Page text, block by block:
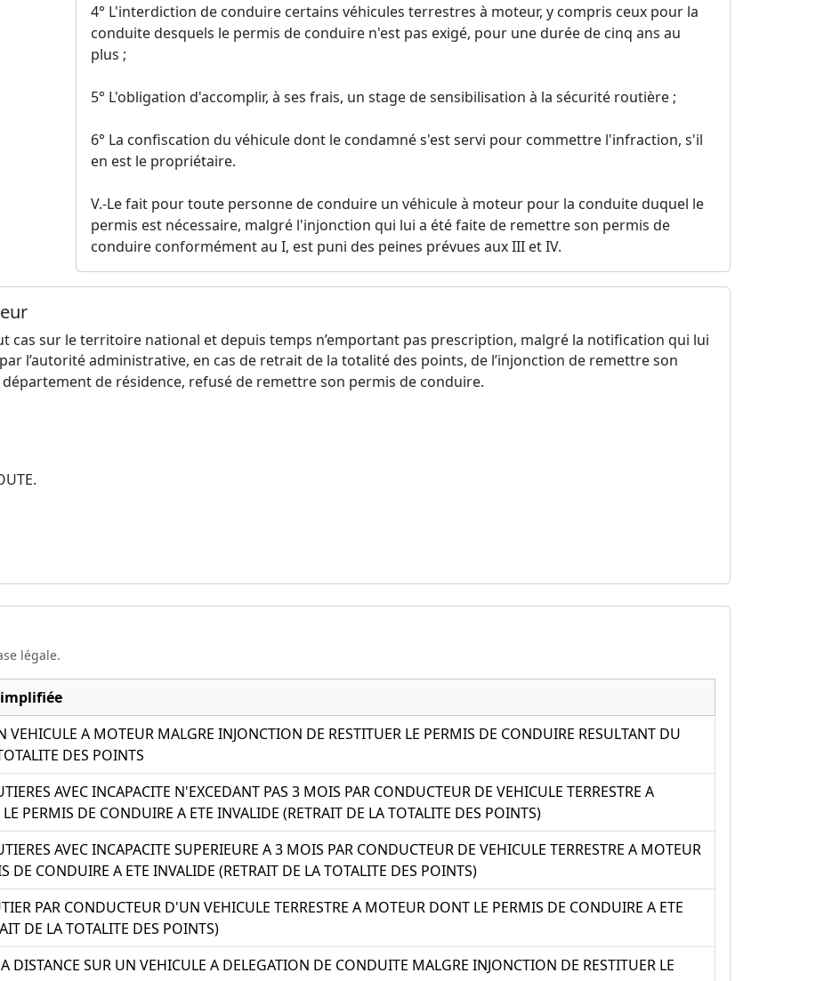
4° L'interdiction de conduire certains véhicules terrestres à moteur, y compris ceux pour la
conduite desquels le permis de conduire n'est pas exigé, pour une durée de cinq ans au
plus ;
5° L'obligation d'accomplir, à ses frais, un stage de sensibilisation à la sécurité routière ;
6° La confiscation du véhicule dont le condamné s'est servi pour commettre l'infraction, s'il
en est le propriétaire.
V.-Le fait pour toute personne de conduire un véhicule à moteur pour la conduite duquel le
permis est nécessaire, malgré l'injonction qui lui a été faite de remettre son permis de
conduire conformément au I, est puni des peines prévues aux III et IV.
cas sur le territoire national et depuis temps n’emportant pas prescription, malgré la notification qui lui
par l’autorité administrative, en cas de retrait de la totalité des points, de l’injonction de remettre son
de résidence, refusé de remettre son permis de conduire.
légale.
VEHICULE A MOTEUR MALGRE INJONCTION DE RESTITUER LE PERMIS DE CONDUIRE RESULTANT DU
DES POINTS
AVEC INCAPACITE N'EXCEDANT PAS 3 MOIS PAR CONDUCTEUR DE VEHICULE TERRESTRE A
PERMIS DE CONDUIRE A ETE INVALIDE (RETRAIT DE LA TOTALITE DES POINTS)
AVEC INCAPACITE SUPERIEURE A 3 MOIS PAR CONDUCTEUR DE VEHICULE TERRESTRE A MOTEUR
DE CONDUIRE A ETE INVALIDE (RETRAIT DE LA TOTALITE DES POINTS)
PAR CONDUCTEUR D'UN VEHICULE TERRESTRE A MOTEUR DONT LE PERMIS DE CONDUIRE A ETE
DE LA TOTALITE DES POINTS)
DISTANCE SUR UN VEHICULE A DELEGATION DE CONDUITE MALGRE INJONCTION DE RESTITUER LE